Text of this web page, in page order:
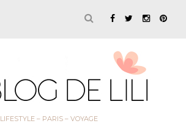
LIFESTYLE – PARIS – VOYAGE